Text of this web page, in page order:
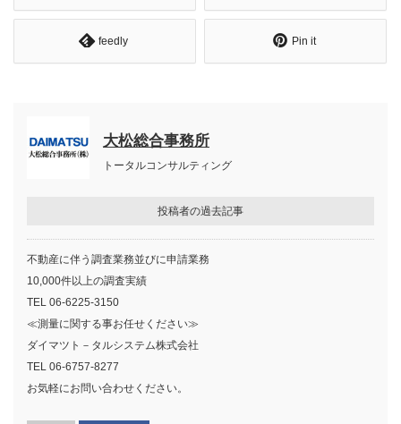
feedly Pin it
大松総合事務所
トータルコンサルティング
投稿者の過去記事
不動産に伴う調査業務並びに申請業務
10,000件以上の調査実績
TEL 06-6225-3150
≪測量に関する事お任せください≫
ダイマツト－タルシステム株式会社
TEL 06-6757-8277
お気軽にお問い合わせください。